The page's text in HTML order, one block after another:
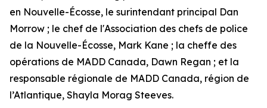
en Nouvelle-Écosse, le surintendant principal Dan
Morrow ; le chef de l'Association des chefs de police
de la Nouvelle-Écosse, Mark Kane ; la cheffe des
opérations de MADD Canada, Dawn Regan ; et la
responsable régionale de MADD Canada, région de
l’Atlantique, Shayla Morag Steeves.